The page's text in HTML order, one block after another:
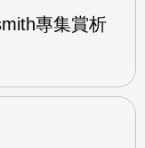
專集賞析